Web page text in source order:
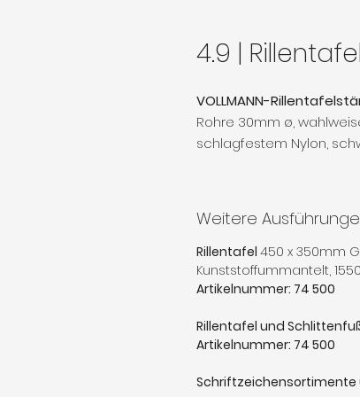
4.9 |
VOLLMANN-
Rohre 30mm ø,
schlagfestem Nylon,
Weitere
Rillentafel 450 x 350mm
Kunststoffummantelt,
Artikelnummer: 74 500
Rillentafel und
Artikelnummer: 74 500
Schriftzeichensortimente